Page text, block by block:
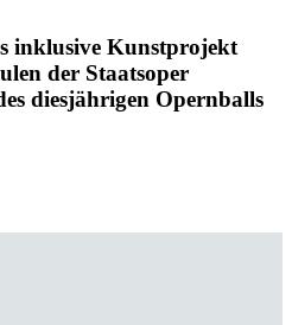
inklusive Kunstprojekt
der Staatsoper
diesjährigen Opernballs